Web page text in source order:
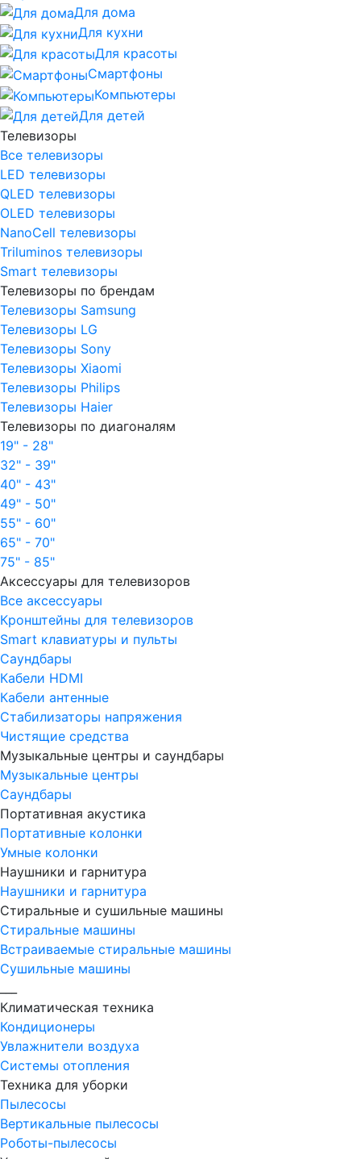
Для дома
Для кухни
Для красоты
Смартфоны
Компьютеры
Для детей
Телевизоры
Все телевизоры
LED телевизоры
QLED телевизоры
OLED телевизоры
NanoCell телевизоры
Triluminos телевизоры
Smart телевизоры
Телевизоры по брендам
Телевизоры Samsung
Телевизоры LG
Телевизоры Sony
Телевизоры Xiaomi
Телевизоры Philips
Телевизоры Haier
Телевизоры по диагоналям
19" - 28"
32" - 39"
40" - 43"
49" - 50"
55" - 60"
65" - 70"
75" - 85"
Аксессуары для телевизоров
Все аксессуары
Кронштейны для телевизоров
Smart клавиатуры и пульты
Саундбары
Кабели HDMI
Кабели антенные
Стабилизаторы напряжения
Чистящие средства
Музыкальные центры и саундбары
Музыкальные центры
Саундбары
Портативная акустика
Портативные колонки
Умные колонки
Наушники и гарнитура
Наушники и гарнитура
Стиральные и сушильные машины
Стиральные машины
Встраиваемые стиральные машины
Сушильные машины
Климатическая техника
Кондиционеры
Увлажнители воздуха
Системы отопления
Техника для уборки
Пылесосы
Вертикальные пылесосы
Роботы-пылесосы